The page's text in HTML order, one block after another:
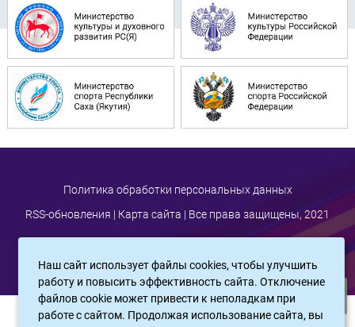
Политика обработки персональных данных
RSS-обновления | Карта сайта | Все права защищены, 2021
Наш сайт использует файлы cookies, чтобы улучшить
работу и повысить эффективность сайта. Отключение
файлов cookie может привести к неполадкам при
работе с сайтом. Продолжая использование сайта, вы
САЙТ СОЗДАН:ООО "ЭЙФОС". ИНФОРМАЦИОННЫЕ ТЕХНОЛОГИИ